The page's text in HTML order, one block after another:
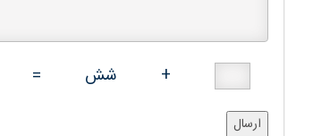
+ شش =
ارسال